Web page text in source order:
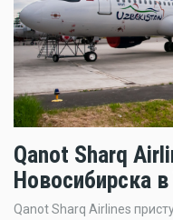
Qanot Sharq
Новосибирска
Qanot Sharq Airlines